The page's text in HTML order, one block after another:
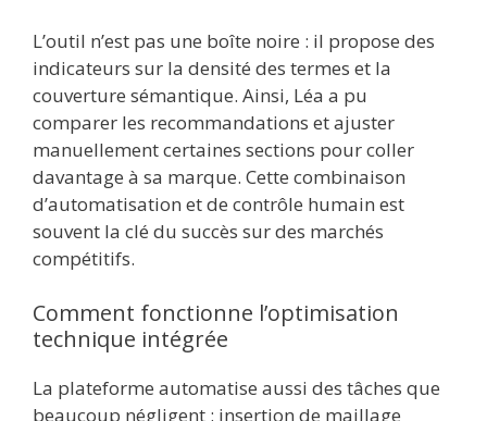
L’outil n’est pas une boîte noire : il propose des
indicateurs sur la densité des termes et la
couverture sémantique. Ainsi, Léa a pu
comparer les recommandations et ajuster
manuellement certaines sections pour coller
davantage à sa marque. Cette combinaison
d’automatisation et de contrôle humain est
souvent la clé du succès sur des marchés
compétitifs.
Comment fonctionne l’optimisation
technique intégrée
La plateforme automatise aussi des tâches que
beaucoup négligent : insertion de maillage